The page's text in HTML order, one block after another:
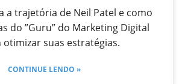
a trajetória de Neil Patel e como
do ”Guru” do Marketing Digital
otimizar suas estratégias.
CONTINUE LENDO »